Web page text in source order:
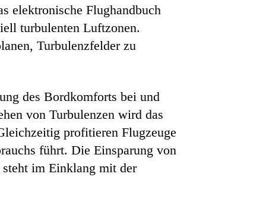
elektronische Flughandbuch
turbulenten Luftzonen.
Turbulenzfelder zu
des Bordkomforts bei und
von Turbulenzen wird das
profitieren Flugzeuge
führt. Die Einsparung von
im Einklang mit der